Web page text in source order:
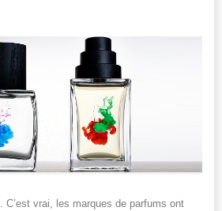
vrai, les marques de parfums ont